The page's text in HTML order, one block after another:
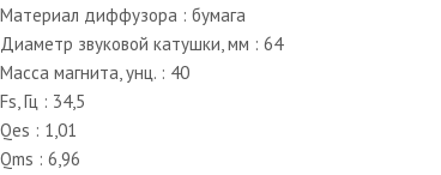
Материал диффузора : бумага
Диаметр звуковой катушки, мм : 64
Масса магнита, унц. : 40
Fs, Гц : 34,5
Qes : 1,01
Qms : 6,96